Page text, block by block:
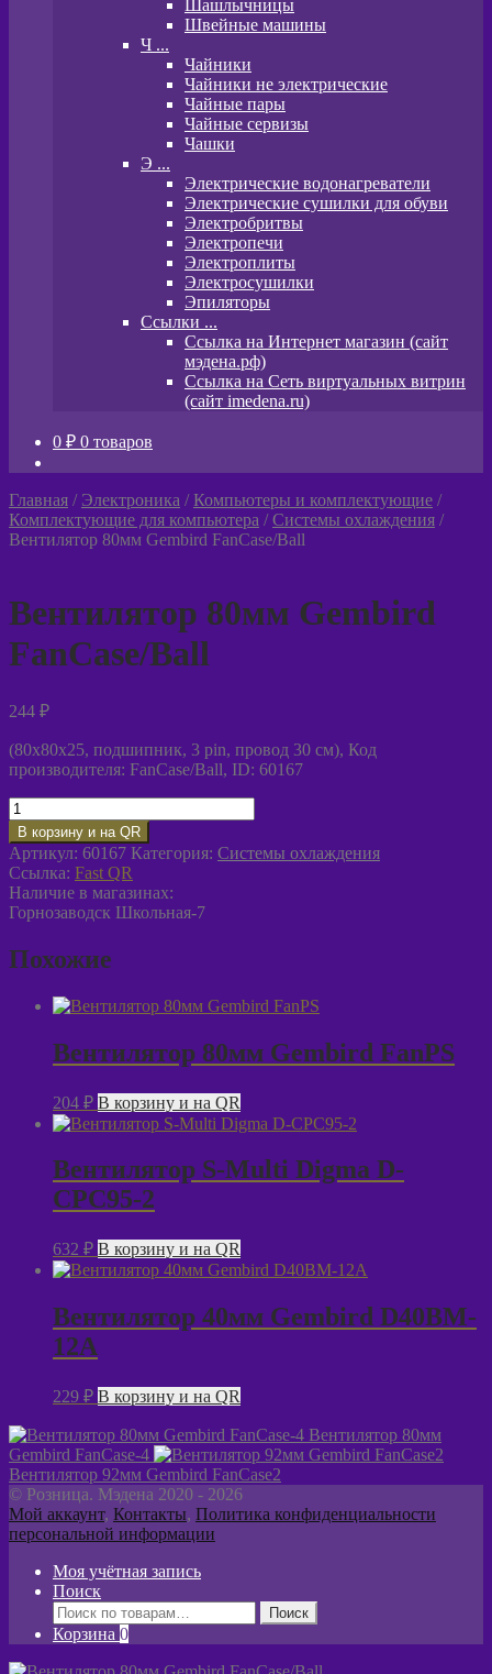
Шашлычницы
Швейные машины
Ч ...
Чайники
Чайники не электрические
Чайные пары
Чайные сервизы
Чашки
Э ...
Электрические водонагреватели
Электрические сушилки для обуви
Электробритвы
Электропечи
Электроплиты
Электросушилки
Эпиляторы
Ссылки ...
Ссылка на Интернет магазин (сайт
мэдена.рф)
Ссылка на Сеть виртуальных витрин
(сайт imedena.ru)
0 ₽ 0 товаров
Главная / Электроника /Компьютеры и комплектующие /
Комплектующие для компьютера /Системы охлаждения /
Вентилятор 80мм Gembird FanCase/Ball
Вентилятор 80мм Gembird
FanCase/Ball
244 ₽
(80x80x25, подшипник, 3 pin, провод 30 см), Код
производителя: FanCase/Ball, ID: 60167
Количество
товара
Вентилятор
80мм
Gembird
FanCase/Ball
В корзину и на QR
Артикул: 60167 Категория: Системы охлаждения
Ссылка: Fast QR
Наличие в магазинах:
Горнозаводск Школьная-7
Похожие
Вентилятор 80мм Gembird FanPS
204 ₽ В корзину и на QR
Вентилятор S-Multi Digma D-
CPC95-2
632 ₽ В корзину и на QR
Вентилятор 40мм Gembird D40BM-
12A
229 ₽ В корзину и на QR
Вентилятор 80мм
Gembird FanCase-4
Вентилятор 92мм Gembird FanCase2
© Розница. Мэдена 2020 - 2026
Мой аккаунт, Контакты, Политика конфиденциальности
персональной информации
Моя учётная запись
Поиск
Искать:
Поиск
Корзина 0